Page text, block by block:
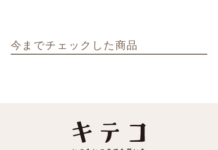
今までチェックした商品